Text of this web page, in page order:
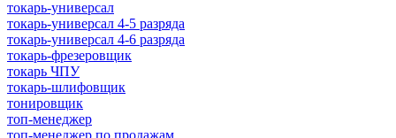
токарь-универсал
токарь-универсал 4-5 разряда
токарь-универсал 4-6 разряда
токарь-фрезеровщик
токарь ЧПУ
токарь-шлифовщик
тонировщик
топ-менеджер
топ-менеджер по продажам